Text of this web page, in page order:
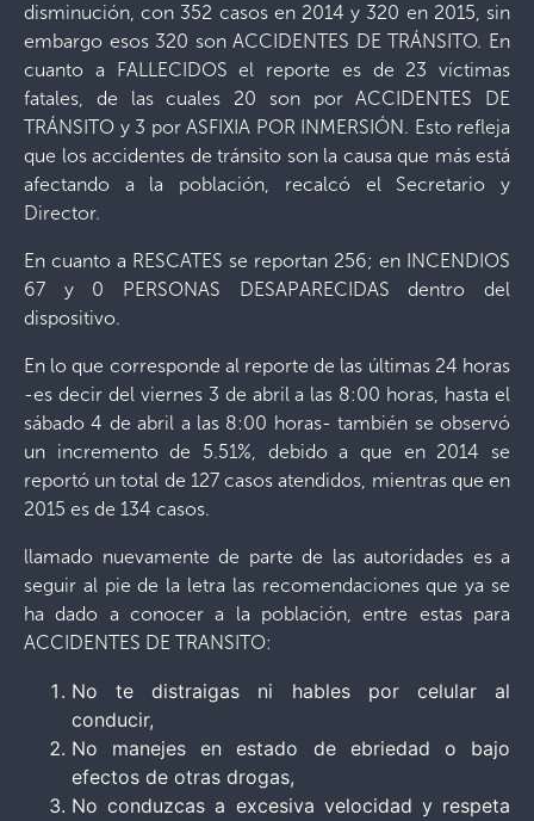
disminución, con 352 casos en 2014 y 320 en 2015, sin
embargo esos 320 son ACCIDENTES DE TRÁNSITO. En
cuanto a FALLECIDOS el reporte es de 23 víctimas
fatales, de las cuales 20 son por ACCIDENTES DE
TRÁNSITO y 3 por ASFIXIA POR INMERSIÓN. Esto refleja
que los accidentes de tránsito son la causa que más está
afectando a la población, recalcó el Secretario y
Director.
En cuanto a RESCATES se reportan 256; en INCENDIOS
67 y 0 PERSONAS DESAPARECIDAS dentro del
dispositivo.
En lo que corresponde al reporte de las últimas 24 horas
-es decir del viernes 3 de abril a las 8:00 horas, hasta el
sábado 4 de abril a las 8:00 horas- también se observó
un incremento de 5.51%, debido a que en 2014 se
reportó un total de 127 casos atendidos, mientras que en
2015 es de 134 casos.
llamado nuevamente de parte de las autoridades es a
seguir al pie de la letra las recomendaciones que ya se
ha dado a conocer a la población, entre estas para
ACCIDENTES DE TRANSITO:
No te distraigas ni hables por celular al
conducir,
No manejes en estado de ebriedad o bajo
efectos de otras drogas,
No conduzcas a excesiva velocidad y respeta